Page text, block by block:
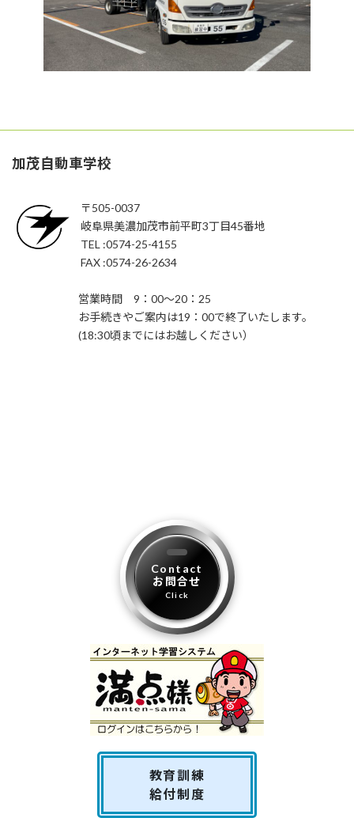
加茂自動車学校
〒505-0037
岐阜県美濃加茂市前平町3丁目45番地
TEL :0574-25-4155
FAX :0574-26-2634
営業時間 9：00～20：25
お手続きやご案内は19：00で終了いたします。
(18:30頃までにはお越しください）
Contact
お問合せ
Click
教育訓練
給付制度